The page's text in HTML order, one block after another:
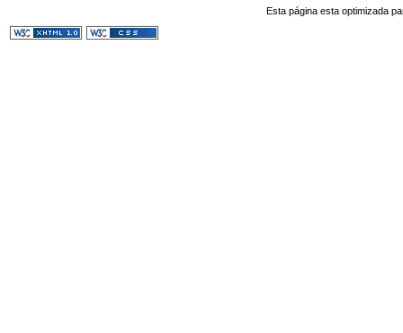
Esta página esta optimizada